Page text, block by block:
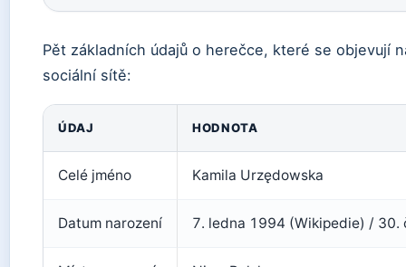
Pět základních údajů o herečce, které se objevují
sociální sítě:
ÚDAJ HODNOTA
Celé jméno Kamila Urzędowska
Datum narození 7. ledna 1994 (Wikipedie) / 30.